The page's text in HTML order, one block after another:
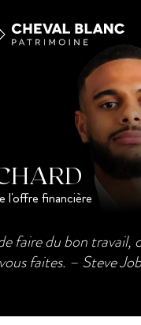
l'offre financière
faire du bon travail,
faites. – Steve